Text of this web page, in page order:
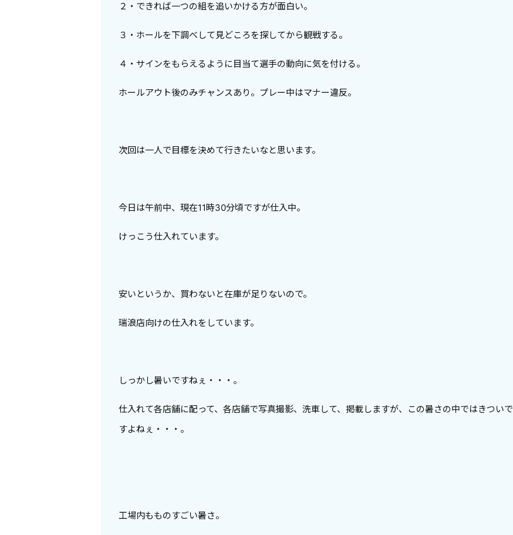
２・できれば一つの組を追いかける方が面白い。
３・ホールを下調べして見どころを探してから観戦する。
４・サインをもらえるように目当て選手の動向に気を付ける。
ホールアウト後のみチャンスあり。プレー中はマナー違反。
次回は一人で目標を決めて行きたいなと思います。
今日は午前中、現在11時30分頃ですが仕入中。
けっこう仕入れています。
安いというか、買わないと在庫が足りないので。
瑞浪店向けの仕入れをしています。
しっかし暑いですねぇ・・・。
仕入れて各店舗に配って、各店舗で写真撮影、洗車して、掲載しますが、この暑さの中ではきついで
すよねぇ・・・。
工場内もものすごい暑さ。